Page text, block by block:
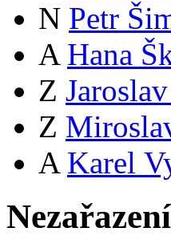
N Petr
A Hana
Z
Z
A Karel